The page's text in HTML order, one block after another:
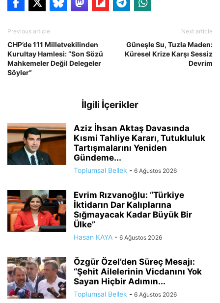
Previous article
CHP’de 111 Milletvekilinden
Kurultay Hamlesi: “Son Sözü
Mahkemeler Değil Delegeler
Söyler”
Next article
Güneşle Su, Tuzla Maden:
Küresel Krize Karşı Sessiz
Devrim
İlgili İçerikler
Aziz İhsan Aktaş Davasında
Kısmi Tahliye Kararı, Tutukluluk
Tartışmalarını Yeniden
Gündeme...
Toplumsal Bellek - 6 Ağustos 2026
Evrim Rızvanoğlu: “Türkiye
İktidarın Dar Kalıplarına
Sığmayacak Kadar Büyük Bir
Ülke”
Hasan KAYA - 6 Ağustos 2026
Özgür Özel’den Süreç Mesajı:
“Şehit Ailelerinin Vicdanını Yok
Sayan Hiçbir Adımın...
Toplumsal Bellek - 6 Ağustos 2026